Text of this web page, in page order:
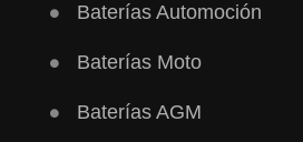
Baterías Automoción
Baterías Moto
Baterías AGM